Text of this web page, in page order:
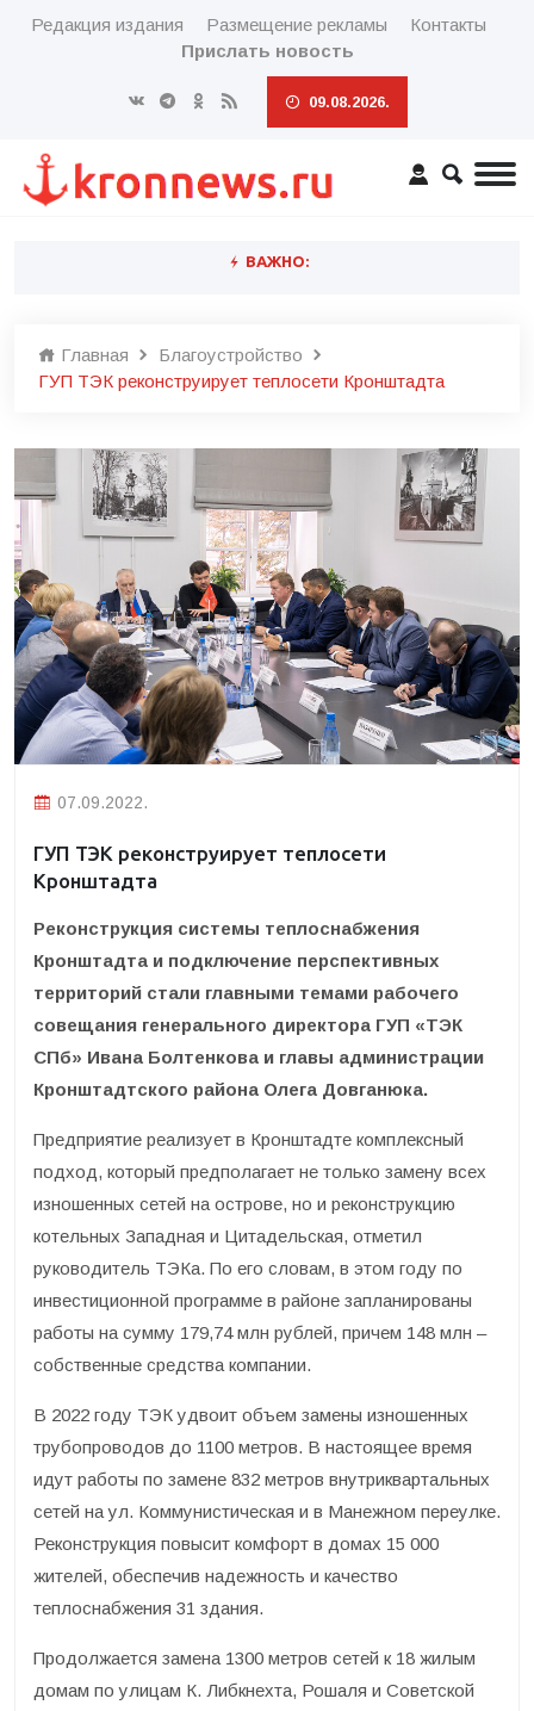
Редакция издания Размещение рекламы
Контакты
Прислать новость
09.08.2026.
ВАЖНО:
Главная
Благоустройство
ГУП ТЭК реконструирует теплосети Кронштадта
07.09.2022.
ГУП ТЭК реконструирует теплосети
Кронштадта
Реконструкция системы теплоснабжения
Кронштадта и подключение перспективных
территорий стали главными темами рабочего
совещания генерального директора ГУП «ТЭК
СПб» Ивана Болтенкова и главы администрации
Кронштадтского района Олега Довганюка.
Предприятие реализует в Кронштадте комплексный
подход, который предполагает не только замену всех
изношенных сетей на острове, но и реконструкцию
котельных Западная и Цитадельская, отметил
руководитель ТЭКа. По его словам, в этом году по
инвестиционной программе в районе запланированы
работы на сумму 179,74 млн рублей, причем 148 млн –
собственные средства компании.
В 2022 году ТЭК удвоит объем замены изношенных
трубопроводов до 1100 метров. В настоящее время
идут работы по замене 832 метров внутриквартальных
сетей на ул. Коммунистическая и в Манежном переулке.
Реконструкция повысит комфорт в домах 15 000
жителей, обеспечив надежность и качество
теплоснабжения 31 здания.
Продолжается замена 1300 метров сетей к 18 жилым
домам по улицам К. Либкнехта, Рошаля и Советской